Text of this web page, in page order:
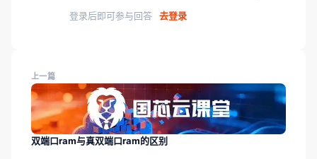
登录后即可参与回答 去登录
上一篇
双端口ram与真双端口ram的区别